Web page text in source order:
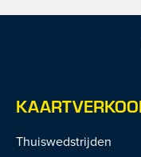
Thuiswedstrijden